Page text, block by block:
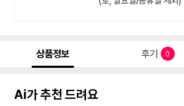
상품정보 후기 0
Ai가 추천 드려요